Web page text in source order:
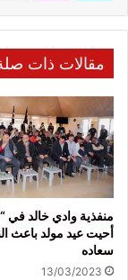
مقالات ذات
منفذية وادي خالد في
أحيت عيد مولد باعث
سعاده
13/03/2023